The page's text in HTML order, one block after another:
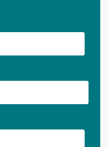
de manière responsable
sécurisé au maximum